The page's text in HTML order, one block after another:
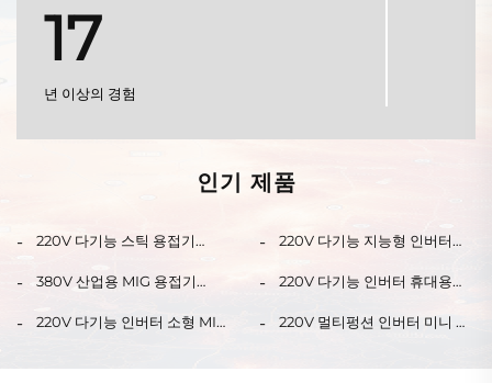
17
년 이상의 경험
인기 제품
220V 다기능 스틱 용접기
버터 아크 용접기
220V 다기능 지능형 인버터
털 신호 제어 싱크로닉 MIG 용
380V 산업용 MIG 용접기
실드 MIG/MAG 용접기
220V 다기능 인버터 휴대용
신호 제어 싱크로닉 MIG 용접
220V 다기능 인버터 소형 MIG
220V 멀티펑션 인버터 미니 가